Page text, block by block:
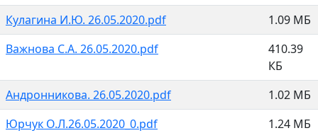
Кулагина И.Ю. 26.05.2020.pdf
1.09 МБ
Важнова С.А. 26.05.2020.pdf
410.39
КБ
Андронникова. 26.05.2020.pdf
1.02 МБ
Юрчук О.Л.26.05.2020_0.pdf
1.24 МБ